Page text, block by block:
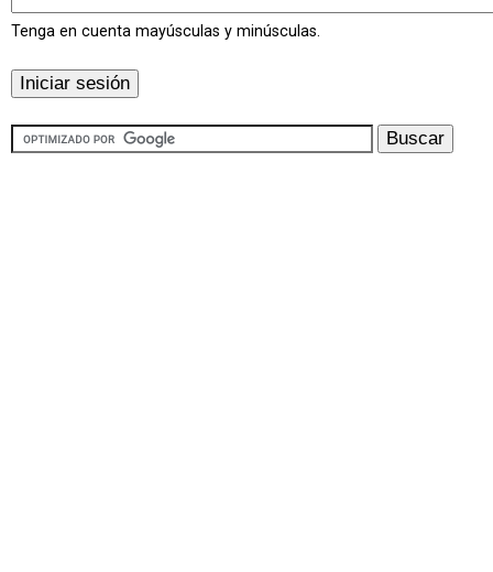
Tenga en cuenta mayúsculas y minúsculas.